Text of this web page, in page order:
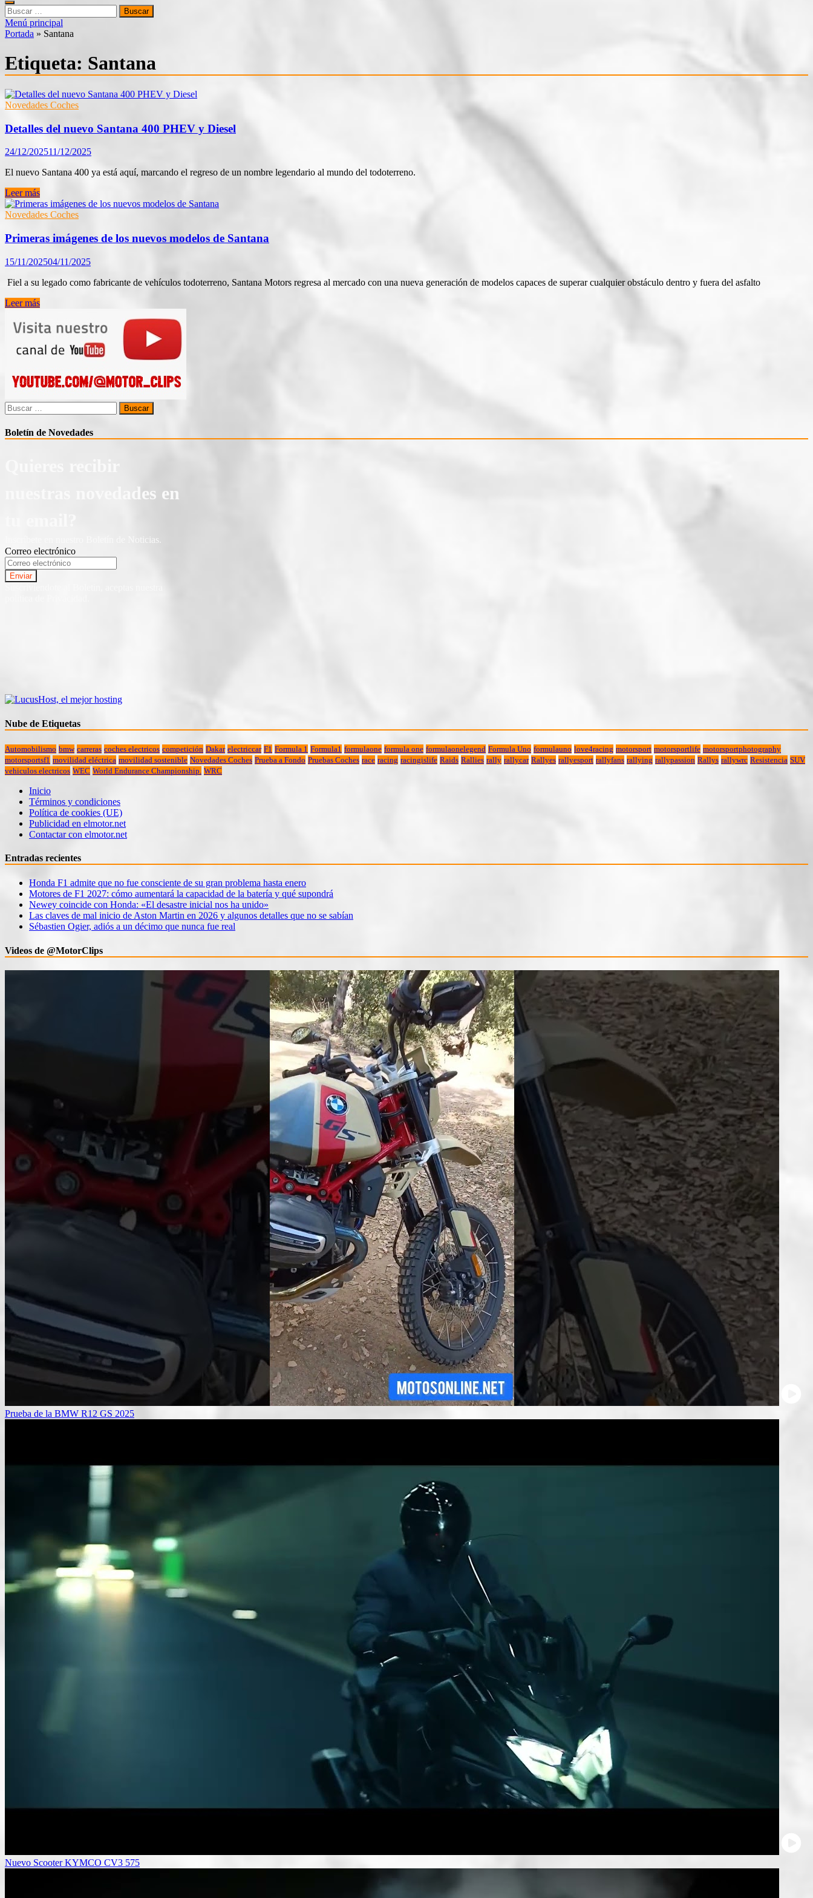
Buscar:
Menú principal
Portada » Santana
Etiqueta: Santana
Novedades Coches
Detalles del nuevo Santana 400 PHEV y Diesel
24/12/202511/12/2025
El nuevo Santana 400 ya está aquí, marcando el regreso de un nombre legendario al mundo del todoterreno.
Detalles
del
nuevo
400
PHEV
y
Diesel
Leer más
Novedades Coches
Primeras imágenes de los nuevos modelos de Santana
15/11/202504/11/2025
Fiel a su legado como fabricante de vehículos todoterreno, Santana Motors regresa al mercado con una nueva generación de modelos capaces de superar cualquier obstáculo dentro y fuera del asfalto
Primeras
nuevos
modelos
Santana
Leer más
Buscar:
Boletín de Novedades
nuestras novedades en
Inscríbete en nuestro Boletín de Noticias.
Correo electrónico
Nube de Etiquetas
Automobilismo bmw carreras coches electricos competición Dakar electriccar F1 Formula 1 Formula1 formulaone formula one formulaonelegend Formula Uno formulauno love4racing motorsport motorsportlife motorsportphotography
motorsportsf1 movilidad eléctrica movilidad sostenible Novedades Coches Prueba a Fondo Pruebas Coches race racing racingislife Raids Rallies rally rallycar Rallyes rallyesport rallyfans rallying rallypassion Rallys rallywrc Resistencia SUV
vehiculos electricos WEC World Endurance Championship. WRC
Inicio
Términos y condiciones
Política de cookies (UE)
Publicidad en elmotor.net
Contactar con elmotor.net
Entradas recientes
Honda F1 admite que no fue consciente de su gran problema hasta enero
Motores de F1 2027: cómo aumentará la capacidad de la batería y qué supondrá
Newey coincide con Honda: «El desastre inicial nos ha unido»
Las claves de mal inicio de Aston Martin en 2026 y algunos detalles que no se sabían
Sébastien Ogier, adiós a un décimo que nunca fue real
Videos de @MotorClips
Prueba de la BMW R12 GS 2025
Nuevo Scooter KYMCO CV3 575